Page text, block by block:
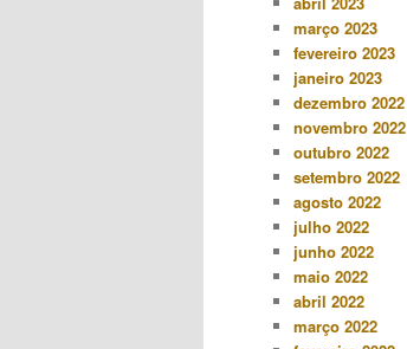
março 2023
fevereiro 2023
janeiro 2023
dezembro 2022
novembro 2022
outubro 2022
setembro 2022
agosto 2022
julho 2022
junho 2022
maio 2022
abril 2022
março 2022